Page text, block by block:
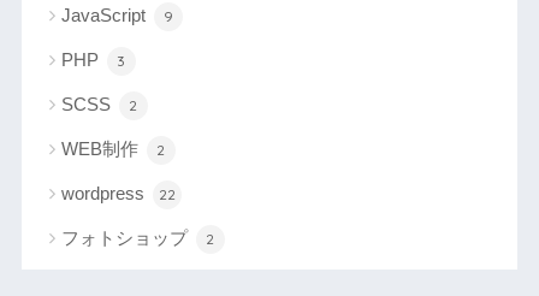
JavaScript 9
PHP 3
SCSS 2
WEB制作 2
wordpress 22
フォトショップ 2